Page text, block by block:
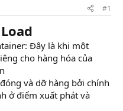
#1
Đây là khi một
cho hàng hóa của
và dỡ hàng bởi chính
ở điểm xuất phát và